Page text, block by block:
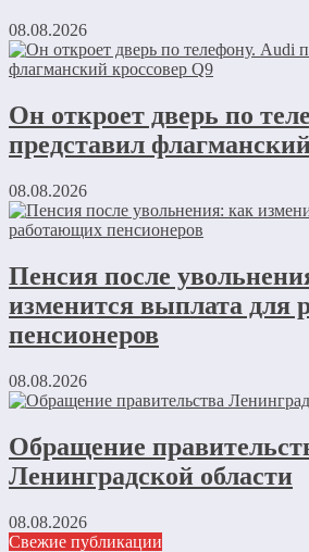
08.08.2026
Он откроет дверь по
представил
08.08.2026
Пенсия после
изменится выплата для
пенсионеров
08.08.2026
Обращение
Ленинградской области
08.08.2026
Свежие публикации